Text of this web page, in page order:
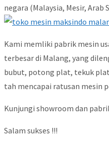
negara (Malaysia, Mesir, Arab
Kami memliki pabrik mesin
terbesar di Malang, yang
bubut, potong plat, tekuk
tah mencapai ratusan mesin
Kunjungi showroom dan
Salam sukses !!!